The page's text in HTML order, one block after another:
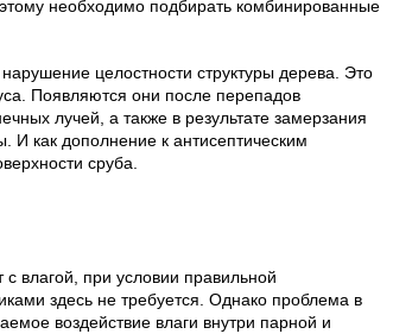
необходимо подбирать комбинированные
целостности структуры дерева. Это
Появляются они после перепадов
лучей, а также в результате замерзания
И как дополнение к антисептическим
сруба.
с влагой, при условии правильной
здесь не требуется. Однако проблема в
воздействие влаги внутри парной и